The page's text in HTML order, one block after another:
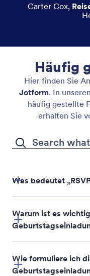
Carter Cox,
Häufig
Hier finden Sie
Jotform. In
häufig gestellte
erhalten Sie
Was bedeutet
Warum ist es
Wie formuliere ich